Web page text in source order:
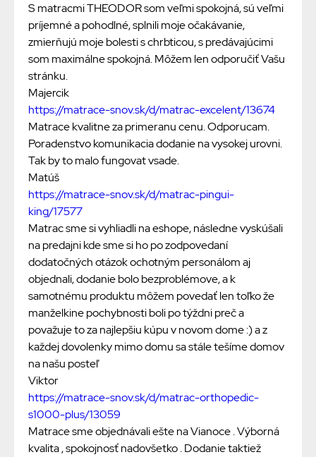
S matracmi THEODOR som veľmi spokojná, sú veľmi
príjemné a pohodlné, splnili moje očakávanie,
zmierňujú moje bolesti s chrbticou, s predávajúcimi
som maximálne spokojná. Môžem len odporučiť Vašu
stránku.
Majercik
https://matrace-snov.sk/d/matrac-excelent/13674
Matrace kvalitne za primeranu cenu. Odporucam.
Poradenstvo komunikacia dodanie na vysokej urovni.
Tak by to malo fungovat vsade.
Matúš
https://matrace-snov.sk/d/matrac-pingui-
king/17577
Matrac sme si vyhliadli na eshope, následne vyskúšali
na predajni kde sme si ho po zodpovedaní
dodatočných otázok ochotným personálom aj
objednali, dodanie bolo bezproblémove, a k
samotnému produktu môžem povedať len toľko že
manželkine pochybnosti boli po týždni preč a
považuje to za najlepšiu kúpu v novom dome :) a z
každej dovolenky mimo domu sa stále tešíme domov
na našu posteľ
Viktor
https://matrace-snov.sk/d/matrac-orthopedic-
s1000-plus/13059
Matrace sme objednávali ešte na Vianoce . Výborná
kvalita , spokojnosť nadovšetko . Dodanie taktiež